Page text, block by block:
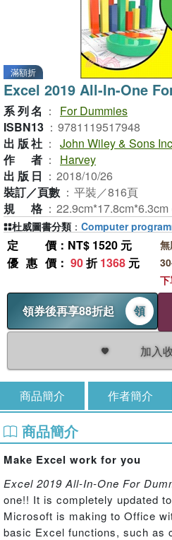
滿額折
Excel 2019 All-In-One
系列名 ：
For Dummies
ISBN13 ： 9781119517948
出版社 ： John Wiley & Sons Inc
作者 ：
Harvey
出版日 ： 2018/10/26
裝訂／頁數 ： 平裝／816頁
規格 ： 22.9cm*17.8cm*6.3cm
定價 ：NT$ 1520 元
優惠價 ： 90折1368 元
領券後再享88折起 領
加入
杜威圖書分類 ： Computer
商品簡介 作者簡介
商品簡介
Make Excel work for you
Excel 2019 All-In-One For
one!! It is completely updated
Microsoft is making to Office
basic Excel functions, such as